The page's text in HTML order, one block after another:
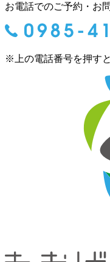
お電話でのご予約・お
※上の電話番号を押す